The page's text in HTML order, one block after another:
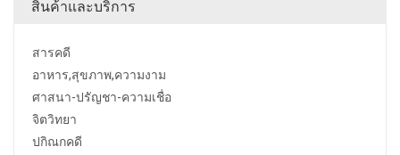
สินค้าและบริการ
สารคดี
อาหาร,สุขภาพ,ความงาม
ศาสนา-ปรัญชา-ความเชื่อ
จิตวิทยา
ปกิณกคดี